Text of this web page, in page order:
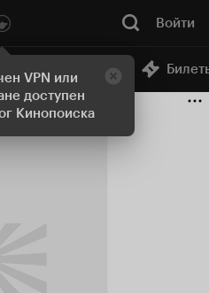
VPN или
доступен
Кинопоиска
Войти
Онлайн-кинотеатр